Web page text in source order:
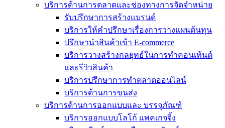
บริการด้านการตลาดและช่องทางการจัดจำหน่าย
รับปรึกษาการสร้างแบรนด์
บริการให้คำปรึกษาเรื่องการวางแผนต้นทุน
ปรึกษานำสินค้าเข้า E-commerce
บริการวางสร้างกลยุทธ์ในการทำคอนเท้นต์
และรีวิวสินค้า
บริการปรึกษาการทำตลาดออนไลน์
บริการด้านการขนส่ง
บริการด้านการออกแบบและ บรรจุภัณฑ์
บริการออกแบบโลโก้ แพคเกจจิ้ง